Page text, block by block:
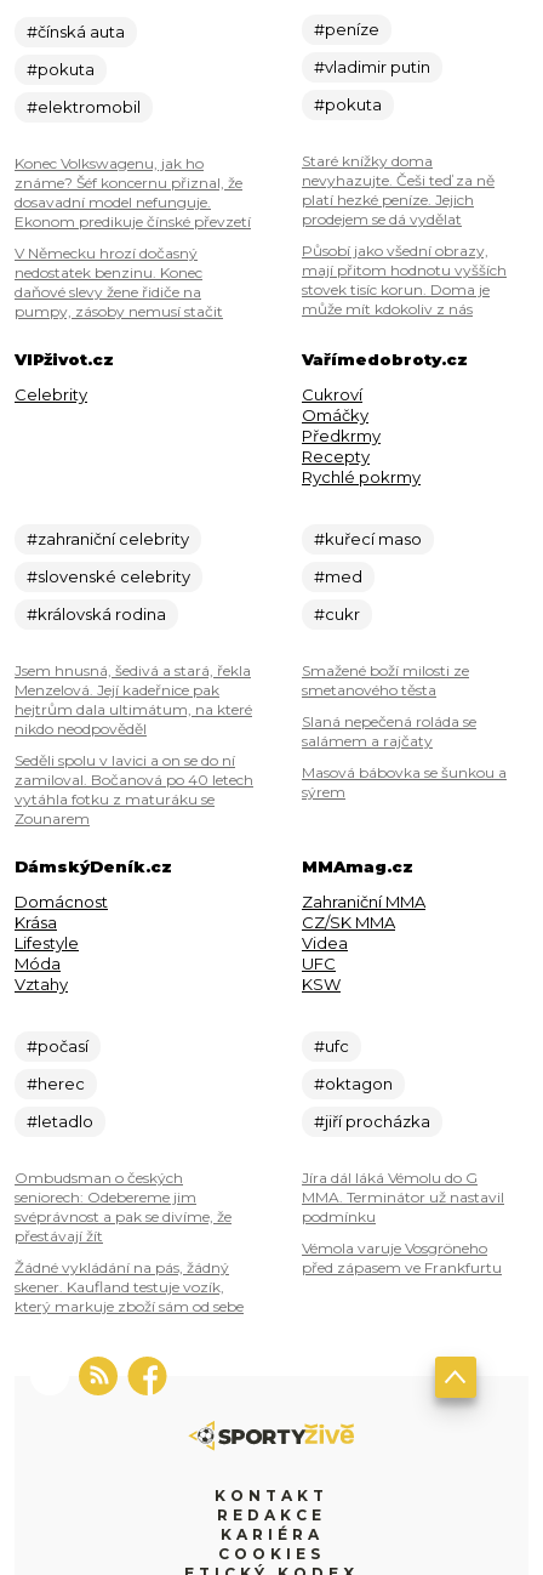
#čínská auta
#pokuta
#elektromobil
Konec Volkswagenu, jak ho
známe? Šéf koncernu přiznal, že
dosavadní model nefunguje.
Ekonom predikuje čínské převzetí
V Německu hrozí dočasný
nedostatek benzinu. Konec
daňové slevy žene řidiče na
pumpy, zásoby nemusí stačit
#peníze
#vladimir putin
#pokuta
Staré knížky doma
nevyhazujte. Češi teď za ně
platí hezké peníze. Jejich
prodejem se dá vydělat
Působí jako všední obrazy,
mají přitom hodnotu vyšších
stovek tisíc korun. Doma je
může mít kdokoliv z nás
VIPživot.cz
Celebrity
#zahraniční celebrity
#slovenské celebrity
#královská rodina
Jsem hnusná, šedivá a stará, řekla
Menzelová. Její kadeřnice pak
hejtrům dala ultimátum, na které
nikdo neodpověděl
Seděli spolu v lavici a on se do ní
zamiloval. Bočanová po 40 letech
vytáhla fotku z maturáku se
Zounarem
Vařímedobroty.cz
Cukroví
Omáčky
Předkrmy
Recepty
Rychlé pokrmy
#kuřecí maso
#med
#cukr
Smažené boží milosti ze
smetanového těsta
Slaná nepečená roláda se
salámem a rajčaty
Masová bábovka se šunkou a
sýrem
DámskýDeník.cz
Domácnost
Krása
Lifestyle
Móda
Vztahy
#počasí
#herec
#letadlo
Ombudsman o českých
seniorech: Odebereme jim
svéprávnost a pak se divíme, že
přestávají žít
Žádné vykládání na pás, žádný
skener. Kaufland testuje vozík,
který markuje zboží sám od sebe
MMAmag.cz
Zahraniční MMA
CZ/SK MMA
Videa
UFC
KSW
#ufc
#oktagon
#jiří procházka
Jíra dál láká Vémolu do G
MMA. Terminátor už nastavil
podmínku
Vémola varuje Vosgröneho
před zápasem ve Frankfurtu
KONTAKT
REDAKCE
KARIÉRA
COOKIES